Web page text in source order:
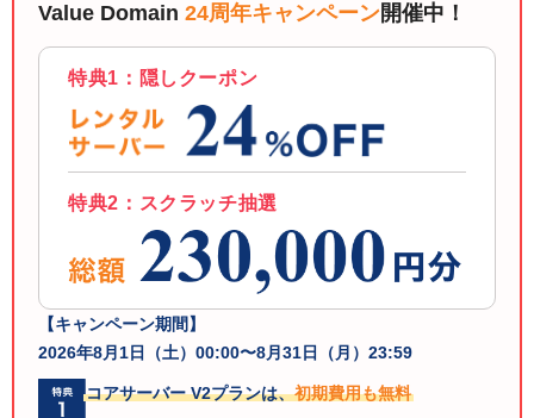
Google Yahoo!
Value Domain 24周年キャンペーン開催中！
特典1：隠しクーポン
特典2：スクラッチ抽選
【キャンペーン期間】
2026年8月1日（土）00:00〜8月31日（月）23:59
コアサーバー V2プランは、初期費用も無料